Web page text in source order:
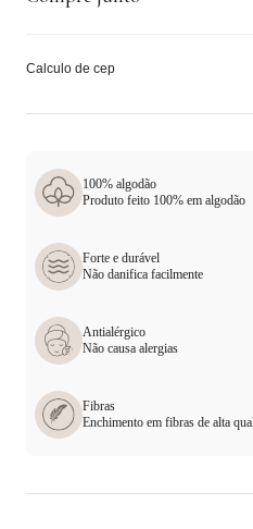
Calculo de cep
100% algodão
Produto feito 100% em algodão
Forte e durável
Não danifica facilmente
Antialérgico
Não causa alergias
Fibras
Enchimento em fibras de alta